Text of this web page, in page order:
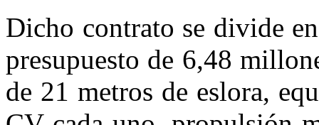
Dicho contrato se divide
presupuesto de 6,48
de 21 metros de eslora,